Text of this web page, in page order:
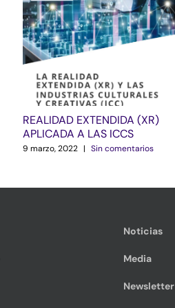
REALIDAD EXTENDIDA (XR)
APLICADA A LAS ICCS
9 marzo, 2022 | Sin comentarios
Noticias
Media
Newsletter